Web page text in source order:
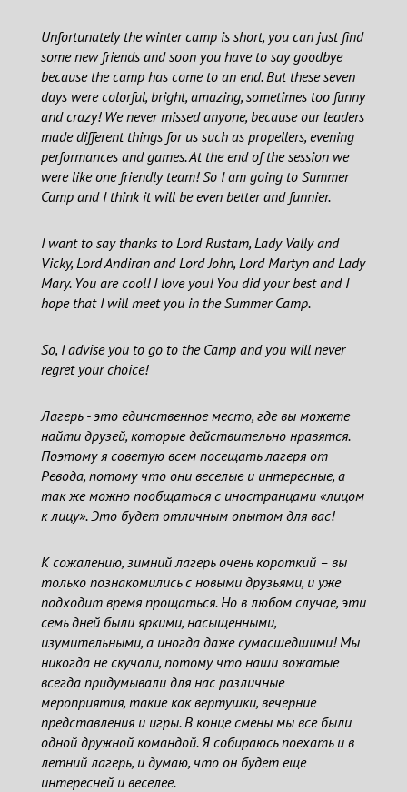
Unfortunately the winter camp is short, you can just find
some new friends and soon you have to say goodbye
because the camp has come to an end. But these seven
days were colorful, bright, amazing, sometimes too funny
and crazy! We never missed anyone, because our leaders
made different things for us such as propellers, evening
performances and games. At the end of the session we
were like one friendly team! So I am going to Summer
Camp and I think it will be even better and funnier.
I want to say thanks to Lord Rustam, Lady Vally and
Vicky, Lord Andiran and Lord John, Lord Martyn and Lady
Mary. You are cool! I love you! You did your best and I
hope that I will meet you in the Summer Camp.
So, I advise you to go to the Camp and you will never
regret your choice!
Лагерь - это единственное место, где вы можете
найти друзей, которые действительно нравятся.
Поэтому я советую всем посещать лагеря от
Рeвода, потому что они веселые и интересные, а
так же можно пообщаться с иностранцами «лицом
к лицу». Это будет отличным опытом для вас!
К сожалению, зимний лагерь очень короткий – вы
только познакомились с новыми друзьями, и уже
подходит время прощаться. Но в любом случае, эти
семь дней были яркими, насыщенными,
изумительными, а иногда даже сумасшедшими! Мы
никогда не скучали, потому что наши вожатые
всегда придумывали для нас различные
мероприятия, такие как вертушки, вечерние
представления и игры. В конце смены мы все были
одной дружной командой. Я собираюсь поехать и в
летний лагерь, и думаю, что он будет еще
интересней и веселее.